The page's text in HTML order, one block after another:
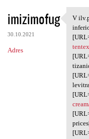
imizimofug
30.10.2021
Adres
V
V